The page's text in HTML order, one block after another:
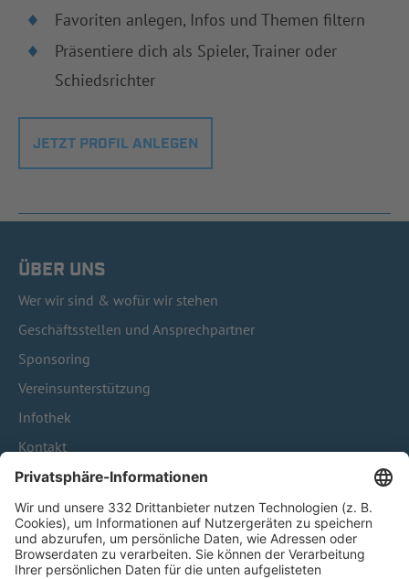
Favoriten anlegen, Infos und Themen filtern
Präsentiere dich als Spieler, Trainer oder
Schiedsrichter
JETZT PROFIL ANLEGEN
ÜBER UNS
Wer wir sind & wofür wir stehen
Geschäftsstellen und Ansprechpartner
Sponsoring
Vereinsunterstützung
Infothek
Kontakt
HÄUFIG BESUCHTE SEITEN
Pässe und Vereinswechsel
Trainerausbildung